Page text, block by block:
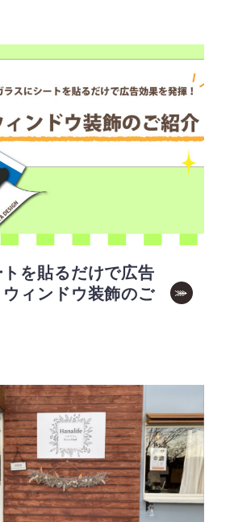
を貼るだけで広告
ィンドウ装飾のご